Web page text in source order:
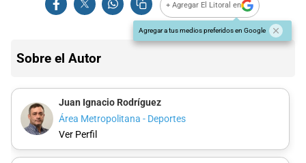
+ Agregar El Litoral en
Agregar a tus medios preferidos en Google
Sobre el Autor
Juan Ignacio Rodríguez
Área Metropolitana - Deportes
Ver Perfil